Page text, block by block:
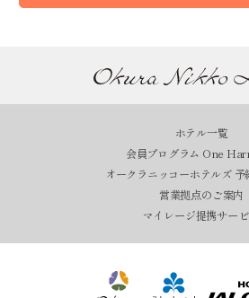
ホテル一覧
会員プログラム One
オークラニッコーホテルズ 予
営業拠点のご案内
マイレージ提携サー